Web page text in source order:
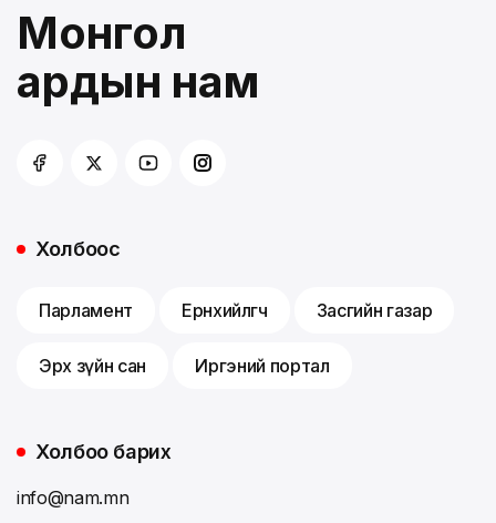
Монгол
ардын нам
Холбоос
Парламент Ерөнхийлөгч Засгийн газар
Эрх зүйн сан Иргэний портал
Холбоо барих
info@nam.mn